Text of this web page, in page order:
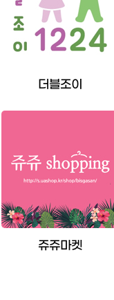
더블조이
쥬쥬마켓